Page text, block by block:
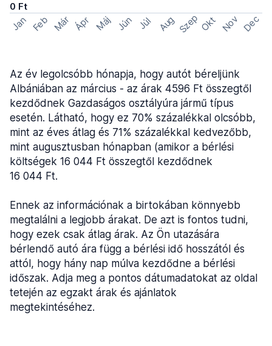
0 Ft
Jan Feb Már Ápr Máj Jún Júl Aug Szep Okt Nov Dec
Az év legolcsóbb hónapja, hogy autót béreljünk
Albániában az március - az árak 4596 Ft összegtől
kezdődnek Gazdaságos osztályúra jármű típus
esetén. Látható, hogy ez 70% százalékkal olcsóbb,
mint az éves átlag és 71% százalékkal kedvezőbb,
mint augusztusban hónapban (amikor a bérlési
költségek 16 044 Ft összegtől kezdődnek
16 044 Ft.
Ennek az információnak a birtokában könnyebb
megtalálni a legjobb árakat. De azt is fontos tudni,
hogy ezek csak átlag árak. Az Ön utazására
bérlendő autó ára függ a bérlési idő hosszától és
attól, hogy hány nap múlva kezdődne a bérlési
időszak. Adja meg a pontos dátumadatokat az oldal
tetején az egzakt árak és ajánlatok
megtekintéséhez.